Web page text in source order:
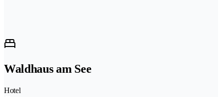
Waldhaus am See
Hotel